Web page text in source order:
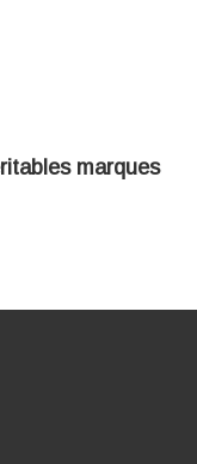
marques